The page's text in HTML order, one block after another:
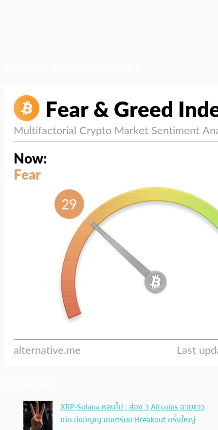
XRP-Solana หลบไป : ส่อง 3 Altcoins ฉายแวว
เด่น ส่งสัญญาณเตรียม Breakout ครั้งใหญ่